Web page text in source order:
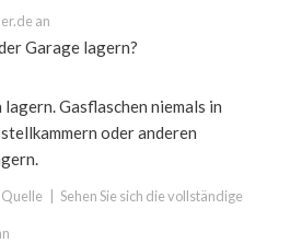
an
Garage lagern?
Gasflaschen niemals in
oder anderen
Sehen Sie sich die vollständige